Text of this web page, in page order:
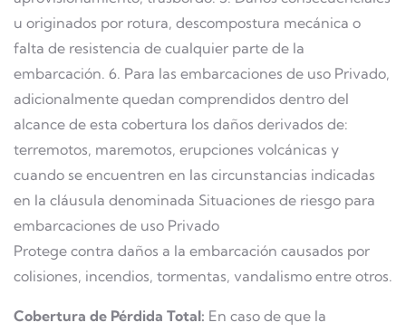
u originados por rotura, descompostura mecánica o
falta de resistencia de cualquier parte de la
embarcación. 6. Para las embarcaciones de uso Privado,
adicionalmente quedan comprendidos dentro del
alcance de esta cobertura los daños derivados de:
terremotos, maremotos, erupciones volcánicas y
cuando se encuentren en las circunstancias indicadas
en la cláusula denominada Situaciones de riesgo para
embarcaciones de uso Privado
Protege contra daños a la embarcación causados por
colisiones, incendios, tormentas, vandalismo entre otros.
Cobertura de Pérdida Total: En caso de que la